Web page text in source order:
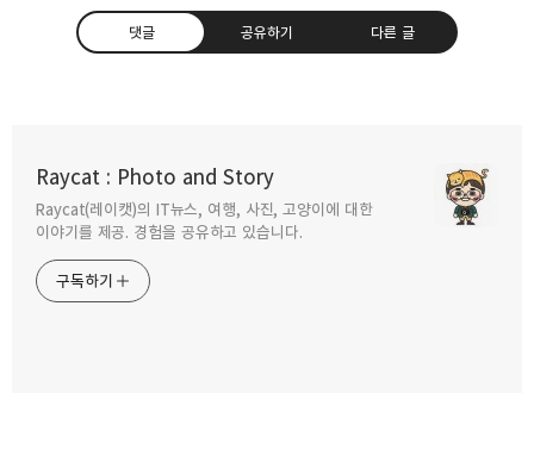
댓글 공유하기 다른 글
Raycat : Photo and Story
Raycat(레이캣)의 IT뉴스, 여행, 사진, 고양이에 대한
이야기를 제공. 경험을 공유하고 있습니다.
구독하기
구독하기 카카오톡
T로밍 원패스
2013.09.13
해외여행에 꼭 필요한 USB 겸용 엘라고
멀티어댑터